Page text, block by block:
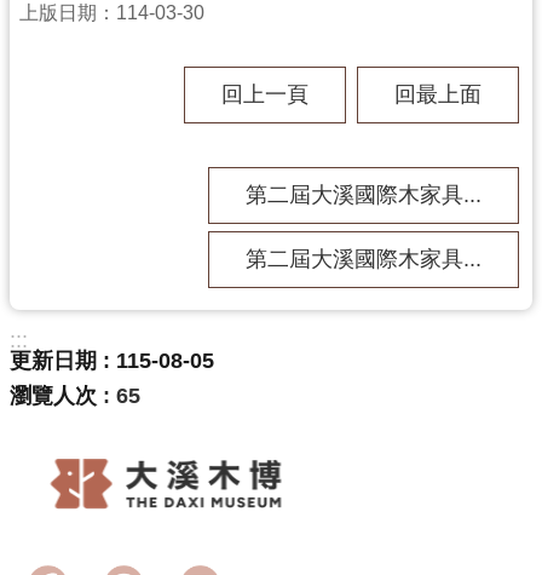
動
識
木
博
上版日期：114-03-30
回上一頁 回最上面
第二屆大溪國際木家具...
第二屆大溪國際木家具...
:::
更新日期
115-08-05
瀏覽人次
65